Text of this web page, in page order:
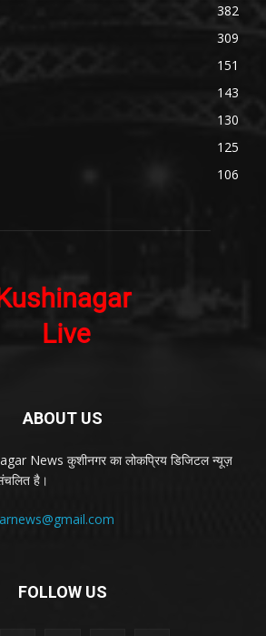
382
309
151
143
130
125
106
ABOUT US
News कुशीनगर का लोकप्रिय डिजिटल न्यूज़
है।
FOLLOW US